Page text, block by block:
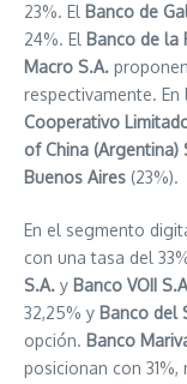
23%. El Banco de
24%. El Banco de la
Macro S.A.
respectivamente.
Cooperativo
of China (Argentina)
Buenos Aires (23%).
En el segmento
con una tasa del
S.A. y Banco VOII
32,25% y Banco del
opción. Banco
posicionan con 31%,